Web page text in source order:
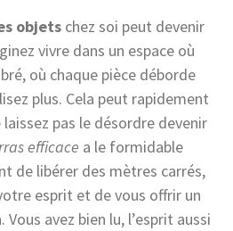
objets chez soi peut devenir
vivre dans un espace où
où chaque pièce déborde
plus. Cela peut rapidement
pas le désordre devenir
efficace a le formidable
de libérer des mètres carrés,
esprit et de vous offrir un
avez bien lu, l’esprit aussi